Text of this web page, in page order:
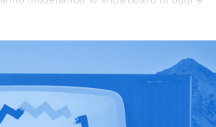
le diverse formule di contest influenzino
e il futuro dello snowboard.
si concentra sullo storytelling,
stia raccontando oggi lo snowboard,
rilevante anche dal punto di vista del
da Alba Pardo con un approccio diretto